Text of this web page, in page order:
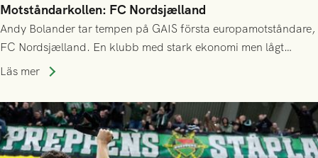
Motståndarkollen: FC Nordsjælland
Andy Bolander tar tempen på GAIS första europamotståndare,
FC Nordsjælland. En klubb med stark ekonomi men lågt
publiksnitt, ett lag med både kollektiv styrka och individuell
Läs mer